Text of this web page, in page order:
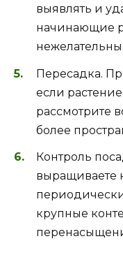
выявлять и
начинающие
Пересадка.
если
рассмотрите
более
Контроль
выращиваете
крупные